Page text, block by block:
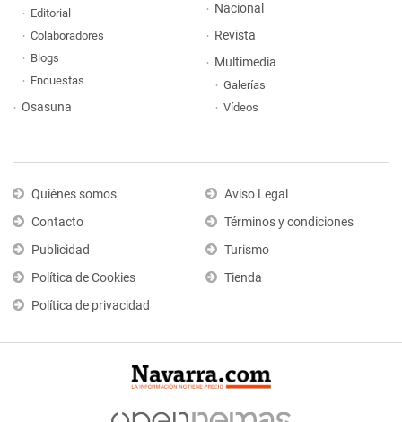
Editorial
Colaboradores
Blogs
Encuestas
Osasuna
Nacional
Revista
Multimedia
Galerías
Vídeos
Quiénes somos
Contacto
Publicidad
Política de Cookies
Política de privacidad
Aviso Legal
Términos y condiciones
Turismo
Tienda